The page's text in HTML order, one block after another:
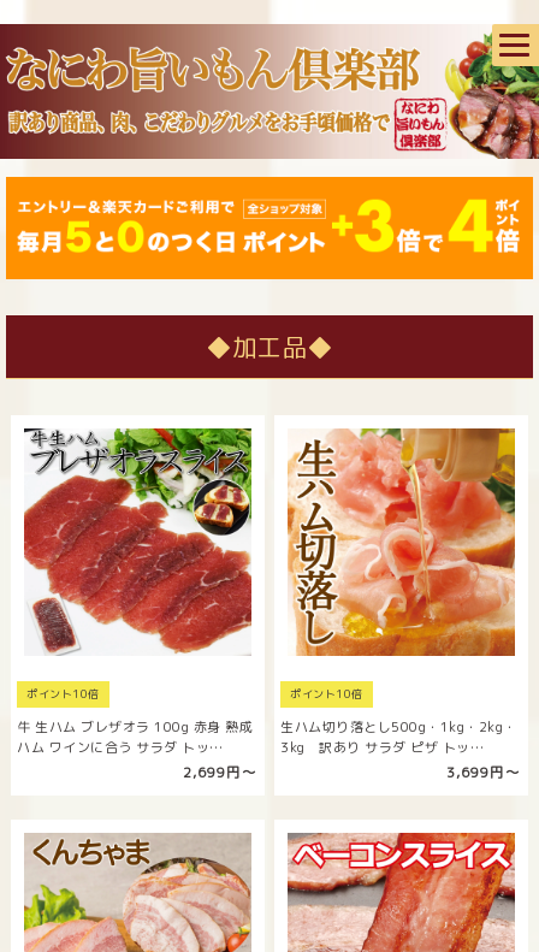
◆加工品◆
ポイント10倍
牛 生ハム ブレザオラ 100g 赤身 熟成
ハム ワインに合う サラダ トッ…
2,699円〜
ポイント10倍
生ハム切り落とし500g・1kg・2kg・
3kg 訳あり サラダ ピザ トッ…
3,699円〜